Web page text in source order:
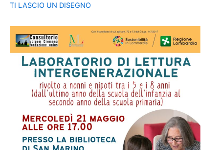
TI LASCIO UN DISEGNO